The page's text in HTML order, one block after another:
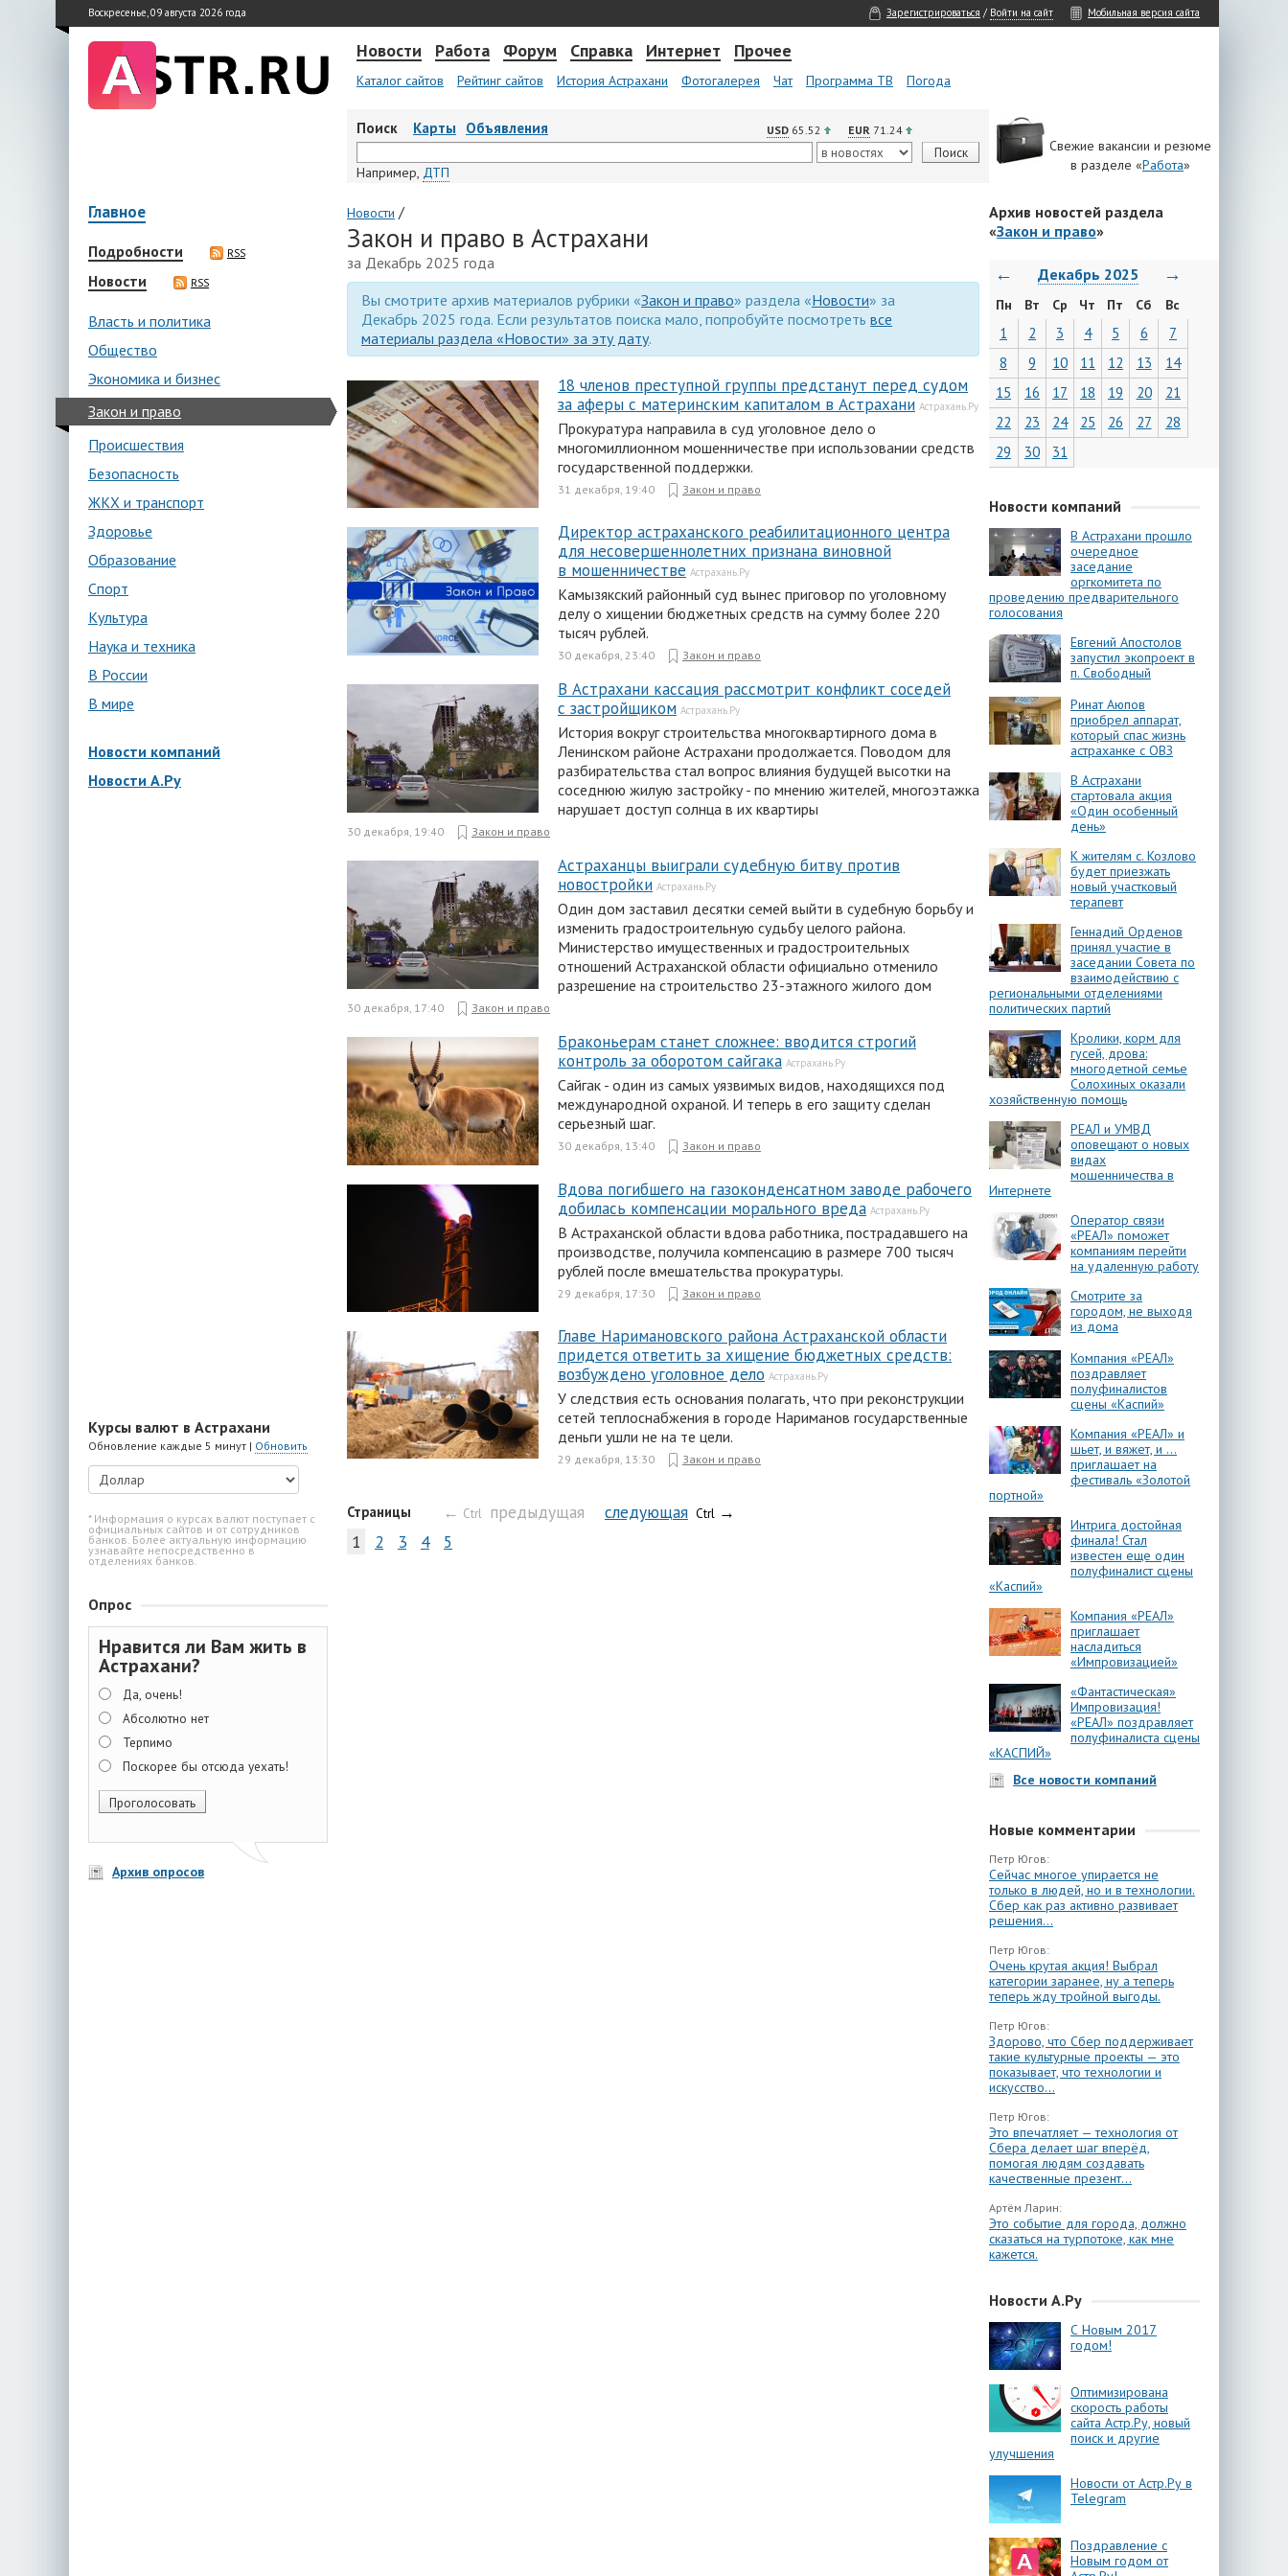
Воскресенье, 09 августа 2026 года Зарегистрироваться / Войти на сайт Мобильная версия сайта
Новости Работа Форум Справка Интернет Прочее
Каталог сайтов Рейтинг сайтов История Астрахани Фотогалерея Чат Программа ТВ Погода
Поиск Карты Объявления USD 65.52 EUR 71.24
Например, ДТП
Свежие вакансии и резюме
в разделе «Работа»
Главное
Подробности RSS
Новости RSS
Власть и политика
Общество
Экономика и бизнес
Закон и право
Происшествия
Безопасность
ЖКХ и транспорт
Здоровье
Образование
Спорт
Культура
Наука и техника
В России
В мире
Новости компаний
Новости А.Ру
Курсы валют в Астрахани
Обновление каждые 5 минут | Обновить
* Информация о курсах валют поступает с
официальных сайтов и от сотрудников
банков. Более актуальную информацию
узнавайте непосредственно в
отделениях банков.
Опрос
Нравится ли Вам жить в
Астрахани?
Да, очень!
Абсолютно нет
Терпимо
Поскорее бы отсюда уехать!
Архив опросов
Новости /
Закон и право в Астрахани
за Декабрь 2025 года
Вы смотрите архив материалов рубрики «Закон и право» раздела «Новости» за
Декабрь 2025 года. Если результатов поиска мало, попробуйте посмотреть все
материалы раздела «Новости» за эту дату.
18 членов преступной группы предстанут перед судом
за аферы с материнским капиталом в Астрахани Астрахань.Ру
Прокуратура направила в суд уголовное дело о
многомиллионном мошенничестве при использовании средств
государственной поддержки.
31 декабря, 19:40 Закон и право
Директор астраханского реабилитационного центра
для несовершеннолетних признана виновной
в мошенничестве Астрахань.Ру
Камызякский районный суд вынес приговор по уголовному
делу о хищении бюджетных средств на сумму более 220
тысяч рублей.
30 декабря, 23:40 Закон и право
В Астрахани кассация рассмотрит конфликт соседей
с застройщиком Астрахань.Ру
История вокруг строительства многоквартирного дома в
Ленинском районе Астрахани продолжается. Поводом для
разбирательства стал вопрос влияния будущей высотки на
соседнюю жилую застройку - по мнению жителей, многоэтажка
нарушает доступ солнца в их квартиры
30 декабря, 19:40 Закон и право
Астраханцы выиграли судебную битву против
новостройки Астрахань.Ру
Один дом заставил десятки семей выйти в судебную борьбу и
изменить градостроительную судьбу целого района.
Министерство имущественных и градостроительных
отношений Астраханской области официально отменило
разрешение на строительство 23-этажного жилого дом
30 декабря, 17:40 Закон и право
Браконьерам станет сложнее: вводится строгий
контроль за оборотом сайгака Астрахань.Ру
Сайгак - один из самых уязвимых видов, находящихся под
международной охраной. И теперь в его защиту сделан
серьезный шаг.
30 декабря, 13:40 Закон и право
Вдова погибшего на газоконденсатном заводе рабочего
добилась компенсации морального вреда Астрахань.Ру
В Астраханской области вдова работника, пострадавшего на
производстве, получила компенсацию в размере 700 тысяч
рублей после вмешательства прокуратуры.
29 декабря, 17:30 Закон и право
Главе Наримановского района Астраханской области
придется ответить за хищение бюджетных средств:
возбуждено уголовное дело Астрахань.Ру
У следствия есть основания полагать, что при реконструкции
сетей теплоснабжения в городе Нариманов государственные
деньги ушли не на те цели.
29 декабря, 13:30 Закон и право
Страницы ← Ctrl предыдущая следующая Ctrl →
1
2 3 4 5
Архив новостей раздела
«Закон и право»
← Декабрь 2025 →
Пн Вт Ср Чт Пт Сб Вс
1 2 3 4 5 6
7
8
9 10 11 12 13
14
15
16 17 18 19 20
21
22
23 24 25 26 27
28
29
30 31
Новости компаний
В Астрахани прошло
очередное
заседание
оргкомитета по
проведению предварительного
голосования
Евгений Апостолов
запустил экопроект в
п. Свободный
Ринат Аюпов
приобрел аппарат,
который спас жизнь
астраханке с ОВЗ
В Астрахани
стартовала акция
«Один особенный
день»
К жителям с. Козлово
будет приезжать
новый участковый
терапевт
Геннадий Орденов
принял участие в
заседании Совета по
взаимодействию с
региональными отделениями
политических партий
Кролики, корм для
гусей, дрова:
многодетной семье
Солохиных оказали
хозяйственную помощь
РЕАЛ и УМВД
оповещают о новых
видах
мошенничества в
Интернете
Оператор связи
«РЕАЛ» поможет
компаниям перейти
на удаленную работу
Смотрите за
городом, не выходя
из дома
Компания «РЕАЛ»
поздравляет
полуфиналистов
сцены «Каспий»
Компания «РЕАЛ» и
шьет, и вяжет, и …
приглашает на
фестиваль «Золотой
портной»
Интрига достойная
финала! Стал
известен еще один
полуфиналист сцены
«Каспий»
Компания «РЕАЛ»
приглашает
насладиться
«Импровизацией»
«Фантастическая»
Импровизация!
«РЕАЛ» поздравляет
полуфиналиста сцены
«КАСПИЙ»
Все новости компаний
Новые комментарии
Петр Югов:
Сейчас многое упирается не
только в людей, но и в технологии.
Сбер как раз активно развивает
решения...
Петр Югов:
Очень крутая акция! Выбрал
категории заранее, ну а теперь
теперь жду тройной выгоды.
Петр Югов:
Здорово, что Сбер поддерживает
такие культурные проекты — это
показывает, что технологии и
искусство...
Петр Югов:
Это впечатляет — технология от
Сбера делает шаг вперёд,
помогая людям создавать
качественные презент...
Артём Ларин:
Это событие для города, должно
сказаться на турпотоке, как мне
кажется.
Новости А.Ру
С Новым 2017
годом!
Оптимизирована
скорость работы
сайта Астр.Ру, новый
поиск и другие
улучшения
Новости от Астр.Ру в
Telegram
Поздравление с
Новым годом от